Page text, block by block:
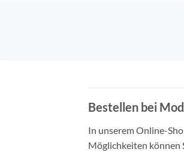
Bestellen bei
In unserem Online-
Möglichkeiten können